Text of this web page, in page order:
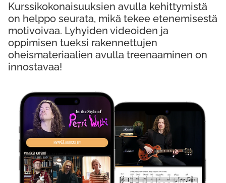
Kokeile Ilmaiseksi
Kurssikokonaisuuksien avulla kehittymistä
on helppo seurata, mikä tekee etenemisestä
motivoivaa. Lyhyiden videoiden ja
oppimisen tueksi rakennettujen
oheismateriaalien avulla treenaaminen on
innostavaa!